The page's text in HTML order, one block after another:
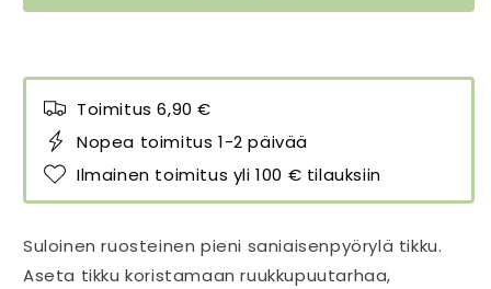
Toimitus 6,90 €
Nopea toimitus 1-2 päivää
Ilmainen toimitus yli 100 € tilauksiin
Suloinen ruosteinen pieni saniaisenpyörylä tikku.
Aseta tikku koristamaan ruukkupuutarhaa,